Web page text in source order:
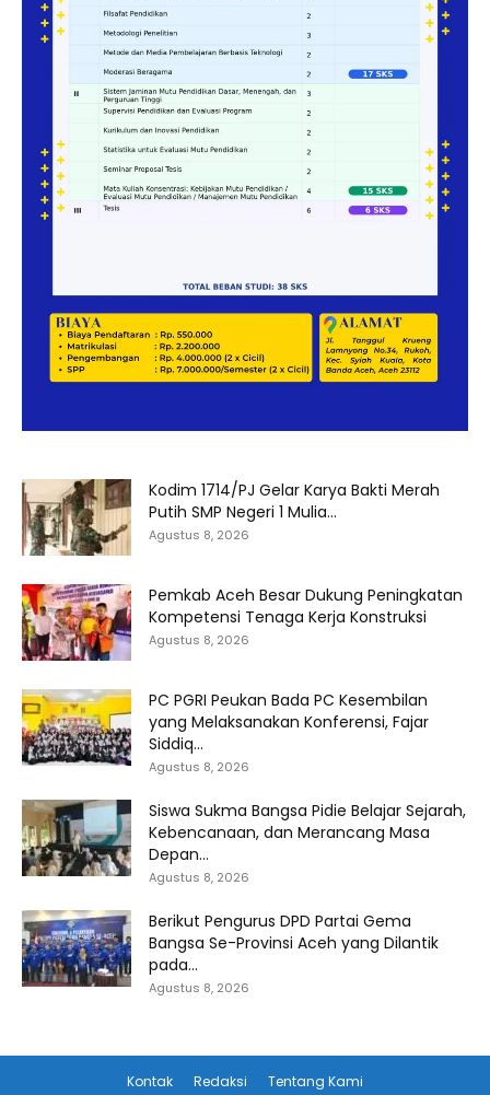
Kodim 1714/PJ Gelar Karya Bakti Merah
Putih SMP Negeri 1 Mulia...
Agustus 8, 2026
Pemkab Aceh Besar Dukung Peningkatan
Kompetensi Tenaga Kerja Konstruksi
Agustus 8, 2026
PC PGRI Peukan Bada PC Kesembilan
yang Melaksanakan Konferensi, Fajar
Siddiq...
Agustus 8, 2026
Siswa Sukma Bangsa Pidie Belajar Sejarah,
Kebencanaan, dan Merancang Masa
Depan...
Agustus 8, 2026
Berikut Pengurus DPD Partai Gema
Bangsa Se-Provinsi Aceh yang Dilantik
pada...
Agustus 8, 2026
Kontak Redaksi Tentang Kami